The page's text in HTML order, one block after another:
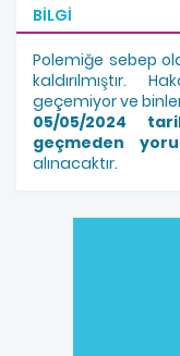
BILGI
Polemiğe sebep
kaldırılmıştır.
geçemiyor ve
05/05/2024
geçmeden
alınacaktır.